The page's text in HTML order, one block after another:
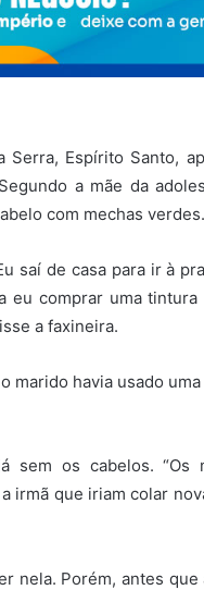
Espírito Santo,
a mãe da
com mechas verdes.
saí de casa para ir à
eu comprar uma tintura
a faxineira.
marido havia usado
sem os cabelos. “Os
irmã que iriam colar
nela. Porém, antes que